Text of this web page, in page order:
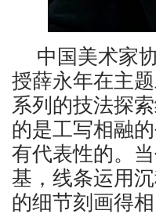
中国美术家
授薛永年在主
系列的技法探
的是工写相融
有代表性的。
基，线条运用
的细节刻画得